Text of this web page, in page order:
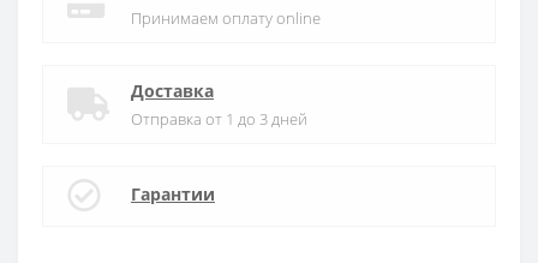
Принимаем оплату online
Доставка
Отправка от 1 до 3 дней
Гарантии